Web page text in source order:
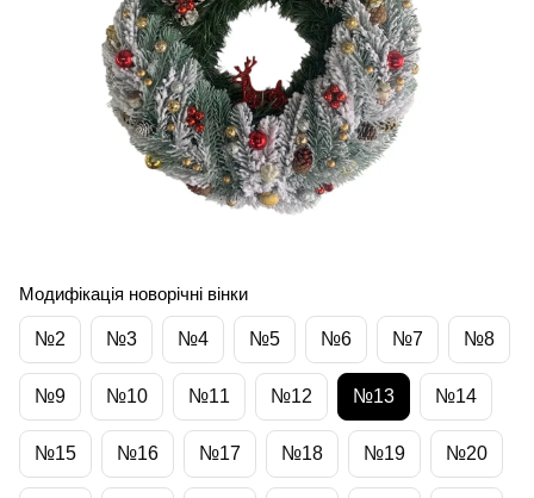
Модифікація новорічні вінки
№2 №3 №4 №5 №6 №7 №8
№9 №10 №11 №12 №13 №14
№15 №16 №17 №18 №19 №20